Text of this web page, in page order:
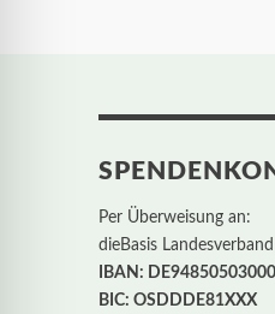
Per Überweisung an:
dieBasis
IBAN:
BIC: OSDDDE81XXX